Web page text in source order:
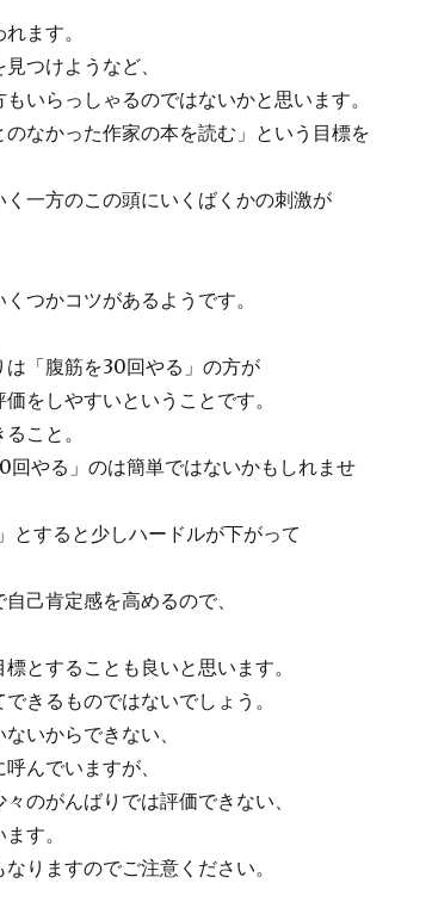
ます。
つけようなど、
いらっしゃるのではないかと思います。
なかった作家の本を読む」という目標を
一方のこの頭にいくばくかの刺激が
つかコツがあるようです。
「腹筋を30回やる」の方が
をしやすいということです。
こと。
やる」のは簡単ではないかもしれませ
とすると少しハードルが下がって
己肯定感を高めるので、
とすることも良いと思います。
きるものではないでしょう。
からできない、
んでいますが、
のがんばりでは評価できない、
す。
りますのでご注意ください。